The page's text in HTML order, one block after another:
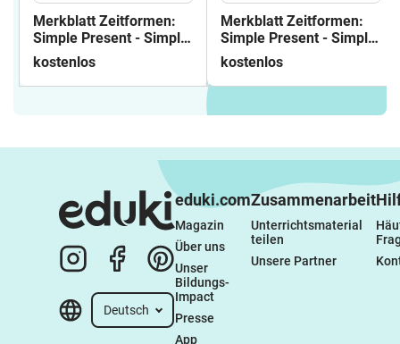
Merkblatt Zeitformen:
Simple Present - Simple
Past - Present Perfect -
Past Perfect
kostenlos
Merkblatt Zeitformen:
Simple Present - Simple
Past - Present Perfect
kostenlos
Deutsch
eduki.com
Magazin
Über uns
Unser
Bildungs-
Impact
Presse
App
Zusammenarbeit
Unterrichtsmaterial
teilen
Unsere Partner